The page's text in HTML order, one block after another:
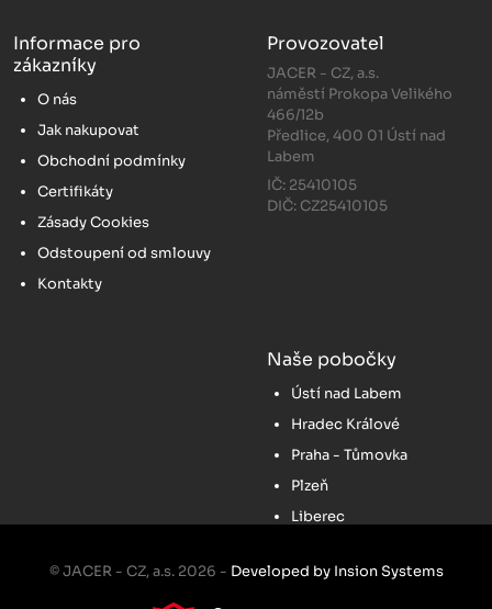
Informace pro
zákazníky
O nás
Jak nakupovat
Obchodní podmínky
Certifikáty
Zásady Cookies
Odstoupení od smlouvy
Kontakty
Provozovatel
JACER - CZ, a.s.
náměstí Prokopa Velikého
466/12b
Předlice, 400 01 Ústí nad
Labem
IČ: 25410105
DIČ: CZ25410105
Naše pobočky
Ústí nad Labem
Hradec Králové
Praha - Tůmovka
Plzeň
Liberec
© JACER - CZ, a.s. 2026 - Developed by Insion Systems